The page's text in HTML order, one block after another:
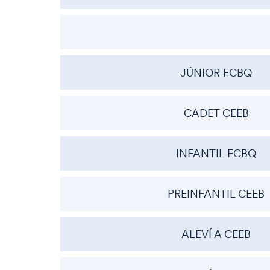
JÚNIOR FCBQ
CADET CEEB
INFANTIL FCBQ
PREINFANTIL CEEB
ALEVÍ A CEEB